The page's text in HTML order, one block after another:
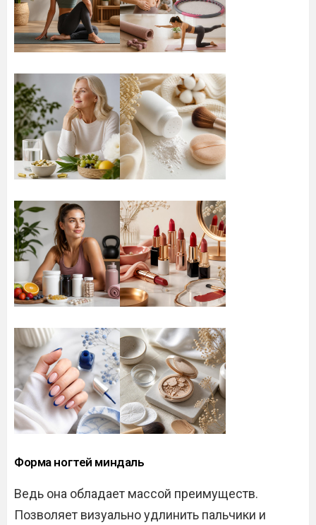
Форма ногтей миндаль
Ведь она обладает массой преимуществ.
Позволяет визуально удлинить пальчики и